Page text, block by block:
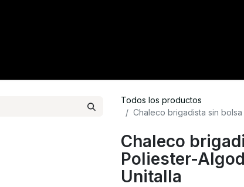
Todos los productos
Chaleco brigadista sin
Chaleco
Poliester-
Unitalla